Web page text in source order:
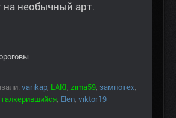
на необычный арт.
varikap, LAKI, zima59, зампотех,
, Elen, viktor19